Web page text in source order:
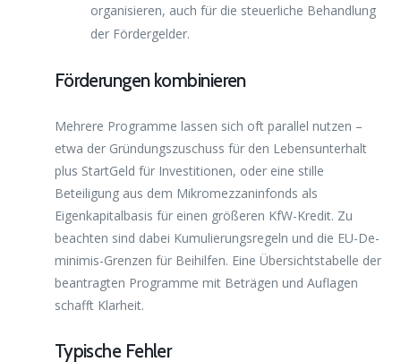
organisieren, auch für die steuerliche Behandlung
der Fördergelder.
Förderungen kombinieren
Mehrere Programme lassen sich oft parallel nutzen –
etwa der Gründungszuschuss für den Lebensunterhalt
plus StartGeld für Investitionen, oder eine stille
Beteiligung aus dem Mikromezzaninfonds als
Eigenkapitalbasis für einen größeren KfW-Kredit. Zu
beachten sind dabei Kumulierungsregeln und die EU-De-
minimis-Grenzen für Beihilfen. Eine Übersichtstabelle der
beantragten Programme mit Beträgen und Auflagen
schafft Klarheit.
Typische Fehler